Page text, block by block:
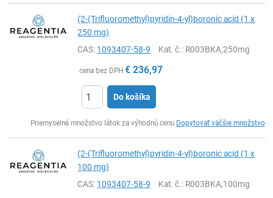
(2-(Trifluoromethyl)pyridin-4-yl)boronic acid (1 x
250 mg)
CAS: 1093407-58-9 Kat. č.: R003BKA,250mg
cena bez DPH € 236,97
Do košíka
Priemyselné množstvo látok za výhodnú cenu Dopytovať väčšie množstvo
(2-(Trifluoromethyl)pyridin-4-yl)boronic acid (1 x
100 mg)
CAS: 1093407-58-9 Kat. č.: R003BKA,100mg